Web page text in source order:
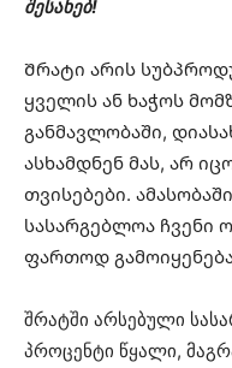
შესახებ!
Შრატი არის
ყველის ან ხაჭოს
განმავლობაში,
ასხამდნენ მას, არ
თვისებები.
სასარგებლოა ჩვენი
ფართოდ
შრატში არსებული
პროცენტი წყალი,